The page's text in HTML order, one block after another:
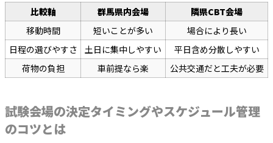
比較軸 群馬県内会場
隣県CBT会場
移動時間
短いことが多い
場合により長い
日程の選びやすさ
土日に集中しやすい
平日含め分散しやすい
荷物の負担
車前提なら楽 公共交通だと工夫が必要
試験会場の決定タイミングやスケジュール管理
のコツとは